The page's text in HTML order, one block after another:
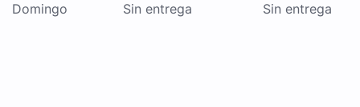
Domingo Sin entrega Sin entrega